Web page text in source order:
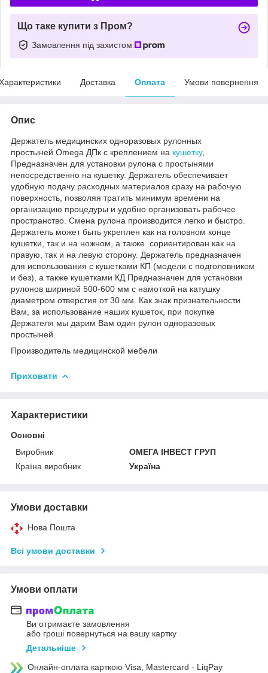
Що таке купити з Пром?
Замовлення під захистом
Доставка Оплата Умови повернення
Опис
Держатель медицинских одноразовых рулонных
простыней Omega ДПк с креплением на кушетку,
Предназначен для установки рулона с простынями
непосредственно на кушетку. Держатель обеспечивает
удобную подачу расходных материалов сразу на рабочую
поверхность, позволяя тратить минимум времени на
организацию процедуры и удобно организовать рабочее
пространство. Смена рулона производится легко и быстро.
Держатель может быть укреплен как на головном конце
кушетки, так и на ножном, а также сориентирован как на
правую, так и на левую сторону. Держатель предназначен
для использования с кушетками КП (модели с подголовником
и без), а также кушетками КД Предназначен для установки
рулонов шириной 500-600 мм с намоткой на катушку
диаметром отверстия от 30 мм. Как знак признательности
Вам, за использование наших кушеток, при покупке
Держателя мы дарим Вам один рулон одноразовых
простыней.
Производитель медицинской мебели
Приховати
Характеристики
Основні
Виробник
ОМЕГА ІНВЕСТ ГРУП
Країна виробник
Україна
Умови доставки
Нова Пошта
Всі умови доставки
Умови оплати
Ви отримаєте замовлення
або гроші повернуться на вашу картку
Детальніше
Онлайн-оплата карткою Visa, Mastercard - LiqPay